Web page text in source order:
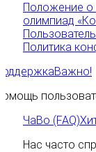
Положение о
олимпиад
Политика
Важно!
ЧаВо (FAQ)
Нас часто